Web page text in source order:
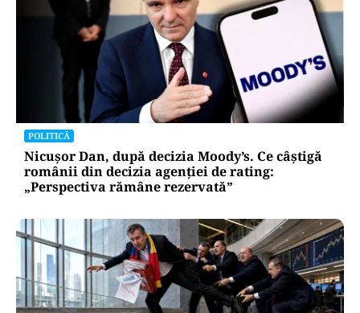
POLITICĂ
Nicușor Dan, după decizia Moody’s. Ce câștigă
românii din decizia agenției de rating:
„Perspectiva rămâne rezervată”